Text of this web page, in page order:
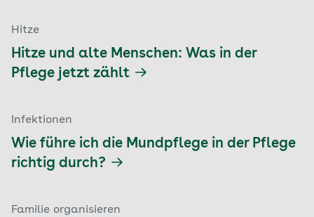
Hitze
Hitze und alte Menschen: Was in der
Pflege jetzt zählt
Infektionen
Wie führe ich die Mundpflege in der Pflege
richtig durch?
Familie organisieren